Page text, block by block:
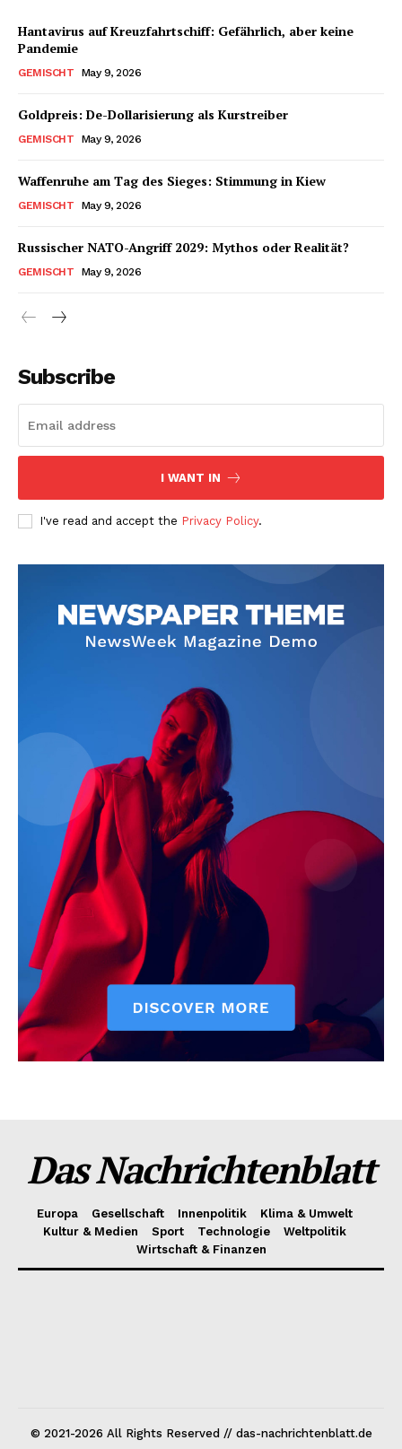
Hantavirus auf Kreuzfahrtschiff: Gefährlich, aber keine
Pandemie
GEMISCHT May 9, 2026
Goldpreis: De-Dollarisierung als Kurstreiber
GEMISCHT May 9, 2026
Waffenruhe am Tag des Sieges: Stimmung in Kiew
GEMISCHT May 9, 2026
Russischer NATO-Angriff 2029: Mythos oder Realität?
GEMISCHT May 9, 2026
Subscribe
I WANT IN
I've read and accept the Privacy Policy.
Das Nachrichtenblatt
Europa Gesellschaft Innenpolitik
Klima & Umwelt
Kultur & Medien
Sport Technologie
Weltpolitik
Wirtschaft & Finanzen
© 2021-2026 All Rights Reserved // das-nachrichtenblatt.de